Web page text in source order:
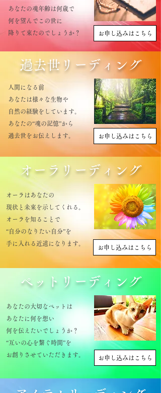
あなたの魂年齢は何歳で
何を望んでこの世に
降りて來たのでしょうか？
お申し込みはこちら
​過去世リーディング
人間になる前
あなたは様々な生物や
自然の経験を​しています。
あなたの“魂の記憶”から
​​過去世をお伝えします。 お申し込みはこちら
​オーラリーディング
オーラはあなたの
現状と未來を示してくれる。
オーラを知ることで
“自分のなりたい自分”を
​手に入れる近道になります。
お申し込みはこちら
​ペットリーディング
あなたの大切なペットは
あなたに何を想い
何を伝えたいでしょうか？
“互いの心を繋ぐ時間”を
お創りさせていただきます。​
お申し込みはこちら